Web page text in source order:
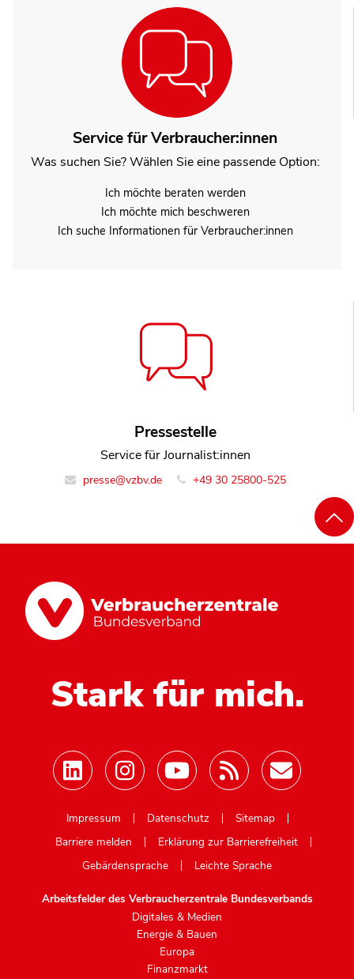
Service für Verbraucher:innen
Was suchen Sie? Wählen Sie eine passende Option:
Ich möchte beraten werden
Ich möchte mich beschweren
Ich suche Informationen für Verbraucher:innen
Pressestelle
Service für Journalist:innen
presse@vzbv.de +49 30 25800-525
Stark für mich.
Impressum
Datenschutz
Sitemap
Barriere melden
Erklärung zur Barrierefreiheit
Gebärdensprache
Leichte Sprache
Arbeitsfelder des Verbraucherzentrale Bundesverbands
Digitales & Medien
Energie & Bauen
Europa
Finanzmarkt